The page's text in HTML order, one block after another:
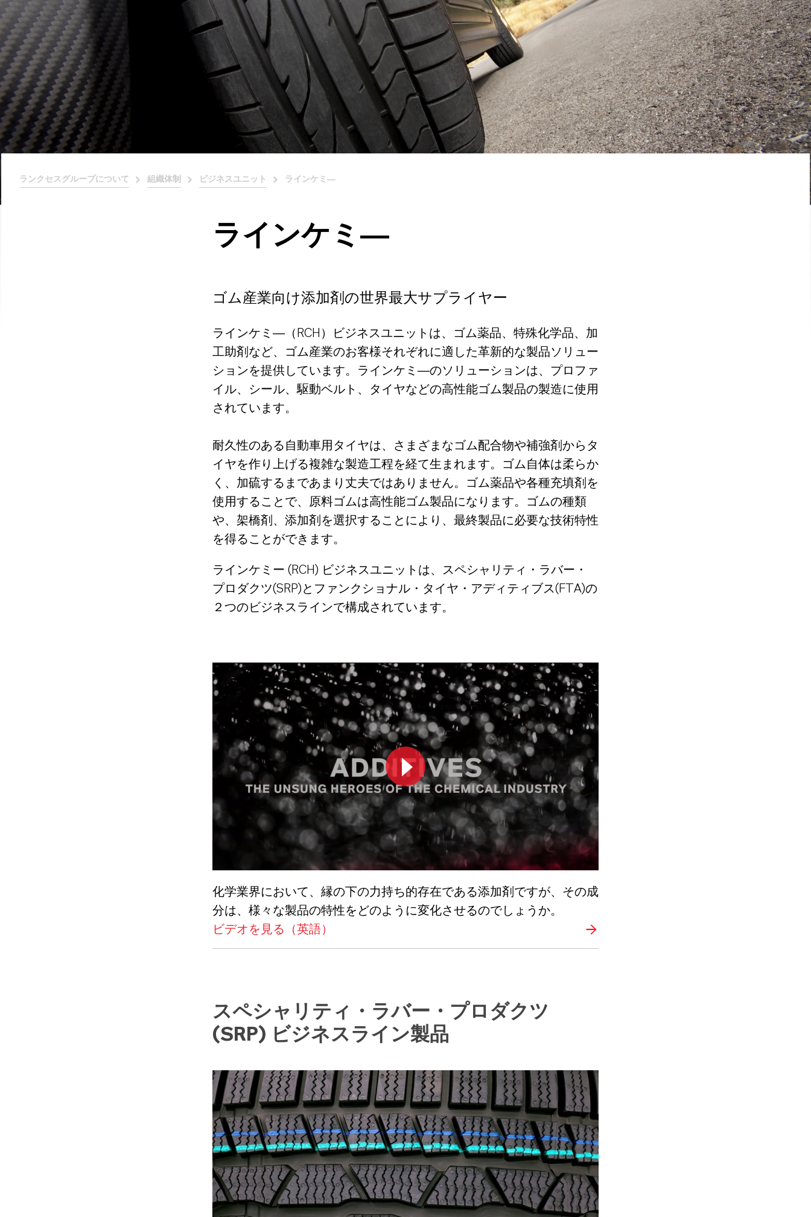
ランクセスグループについて 組織体制 ビジネスユニット ラインケミ―
ラインケミ―
ゴム産業向け添加剤の世界最大サプライヤー
ラインケミ―（RCH）ビジネスユニットは、ゴム薬品、特殊化学品、加
工助剤など、ゴム産業のお客様それぞれに適した革新的な製品ソリュー
ションを提供しています。ラインケミ―のソリューションは、プロファ
イル、シール、駆動ベルト、タイヤなどの高性能ゴム製品の製造に使用
されています。
耐久性のある自動車用タイヤは、さまざまなゴム配合物や補強剤からタ
イヤを作り上げる複雑な製造工程を経て生まれます。ゴム自体は柔らか
く、加硫するまであまり丈夫ではありません。ゴム薬品や各種充填剤を
使用することで、原料ゴムは高性能ゴム製品になります。ゴムの種類
や、架橋剤、添加剤を選択することにより、最終製品に必要な技術特性
を得ることができます。
ラインケミー (RCH) ビジネスユニットは、スペシャリティ・ラバー・
プロダクツ(SRP)とファンクショナル・タイヤ・アディティブス(FTA)の
２つのビジネスラインで構成されています。
化学業界において、縁の下の力持ち的存在である添加剤ですが、その成
分は、様々な製品の特性をどのように変化させるのでしょうか。
ビデオを見る（英語）
スペシャリティ・ラバー・プロダクツ
(SRP) ビジネスライン製品